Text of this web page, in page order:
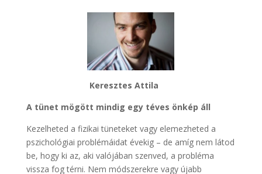
Keresztes Attila
A tünet mögött mindig egy téves önkép áll
Kezelheted a fizikai tüneteket vagy elemezheted a
pszichológiai problémáidat évekig – de amíg nem látod
be, hogy ki az, aki valójában szenved, a probléma
vissza fog térni. Nem módszerekre vagy újabb